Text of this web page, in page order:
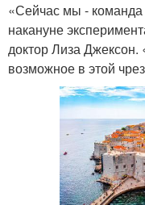
«Сейчас мы - команда
накануне
доктор Лиза Джексон.
возможное в этой